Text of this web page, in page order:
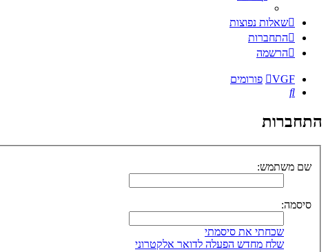
שאלות נפוצות
התחברות
הרשמה
VGF
פורומים
חיפוש
התחברות
שם משתמש:
סיסמה:
שכחתי את סיסמתי
שלח מחדש הפעלה לדואר אלקטרוני